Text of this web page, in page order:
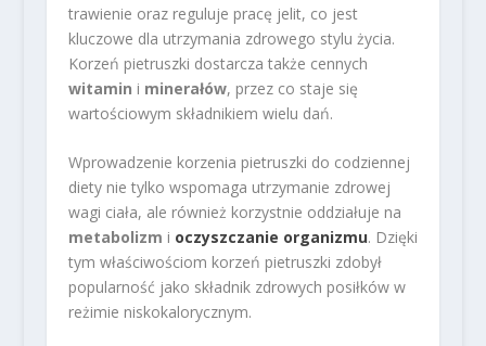
trawienie oraz reguluje pracę jelit, co jest
kluczowe dla utrzymania zdrowego stylu życia.
Korzeń pietruszki dostarcza także cennych
witamin i minerałów, przez co staje się
wartościowym składnikiem wielu dań.
Wprowadzenie korzenia pietruszki do codziennej
diety nie tylko wspomaga utrzymanie zdrowej
wagi ciała, ale również korzystnie oddziałuje na
metabolizm i oczyszczanie organizmu. Dzięki
tym właściwościom korzeń pietruszki zdobył
popularność jako składnik zdrowych posiłków w
reżimie niskokalorycznym.